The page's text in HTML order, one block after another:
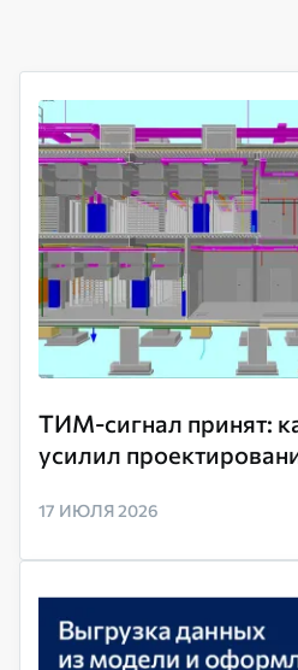
ТИМ-сигнал принят:
усилил
17 ИЮЛЯ 2026